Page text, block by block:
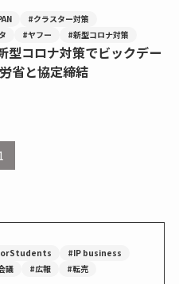
#クラスター対策
#ヤフー #新型コロナ対策
型コロナ対策でビックデー
省と協定締結
#IP business
議 #広報 #転売